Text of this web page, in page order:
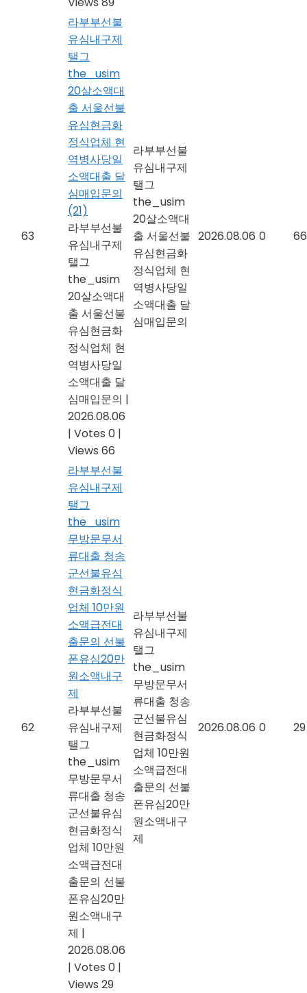
63
라부부선불
유심내구제
탤그
the_usim
20살소액대
출 서울선불
유심현금화
정식업체 현
역병사당일
소액대출 달
심매입문의
(21)
라부부선불
유심내구제
탤그
the_usim
20살소액대
출 서울선불
유심현금화
정식업체 현
역병사당일
소액대출 달
심매입문의 |
2026.08.06
| Votes 0 |
Views 66
라부부선불
유심내구제
탤그
the_usim
20살소액대
출 서울선불
유심현금화
정식업체 현
역병사당일
소액대출 달
심매입문의
2026.08.06 0 66
62
라부부선불
유심내구제
탤그
the_usim
무방문무서
류대출 청송
군선불유심
현금화정식
업체 10만원
소액급전대
출문의 선불
폰유심20만
원소액내구
제
라부부선불
유심내구제
탤그
the_usim
무방문무서
류대출 청송
군선불유심
현금화정식
업체 10만원
소액급전대
출문의 선불
폰유심20만
원소액내구
제 |
2026.08.06
| Votes 0 |
Views 29
라부부선불
유심내구제
탤그
the_usim
무방문무서
류대출 청송
군선불유심
현금화정식
업체 10만원
소액급전대
출문의 선불
폰유심20만
원소액내구
제
2026.08.06 0 29